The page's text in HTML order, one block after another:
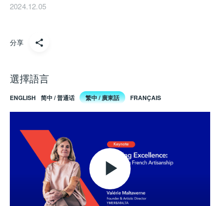
2024.12.05
分享
選擇語言
ENGLISH 简中 / 普通话 繁中 / 廣東話 FRANÇAIS
Play
Video